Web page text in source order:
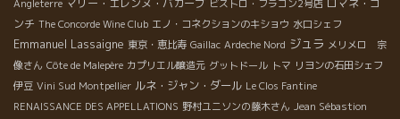
Angleterre マリー・エレンヌ・バカーブ ビストロ・フラコン2号店 ロマネ・コ
ンチ The Concorde Wine Club エノ・コネクションのキショウ 水口シェフ
Emmanuel Lassaigne 東京・恵比寿 Gaillac Ardeche Nord ジュラ メリメロ 宗
像さん Côte de Malepère カプリエル醸造元 グットドール トマ リヨンの石田シェフ
伊豆 Vini Sud Montpellier ルネ・ジャン・ダール Le Clos Fantine
RENAISSANCE DES APPELLATIONS 野村ユニソンの藤木さん Jean Sébastion